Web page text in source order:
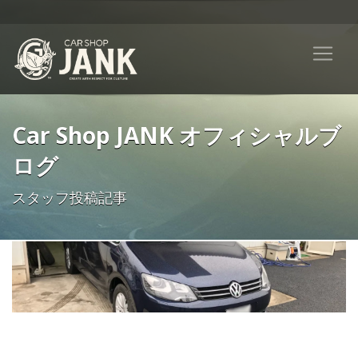
Car Shop JANK オフィシャルブ
ログ
スタッフ投稿記事